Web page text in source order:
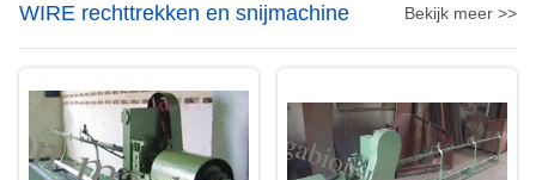
WIRE rechttrekken en snijmachine Bekijk meer >>